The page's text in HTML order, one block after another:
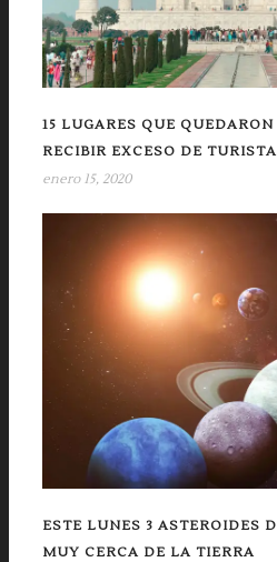
15 LUGARES QUE
RECIBIR EXCESO DE
enero 15, 2020
ESTE LUNES 3 ASTEROIDES
MUY CERCA DE LA TIERRA